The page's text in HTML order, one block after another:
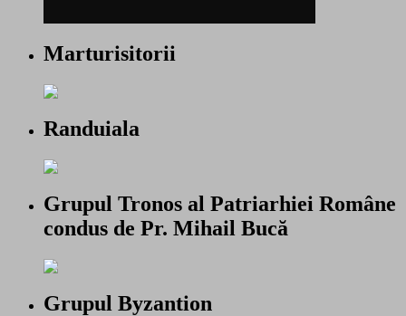
Marturisitorii
Randuiala
Grupul Tronos al Patriarhiei Române
condus de Pr. Mihail Bucă
Grupul Byzantion